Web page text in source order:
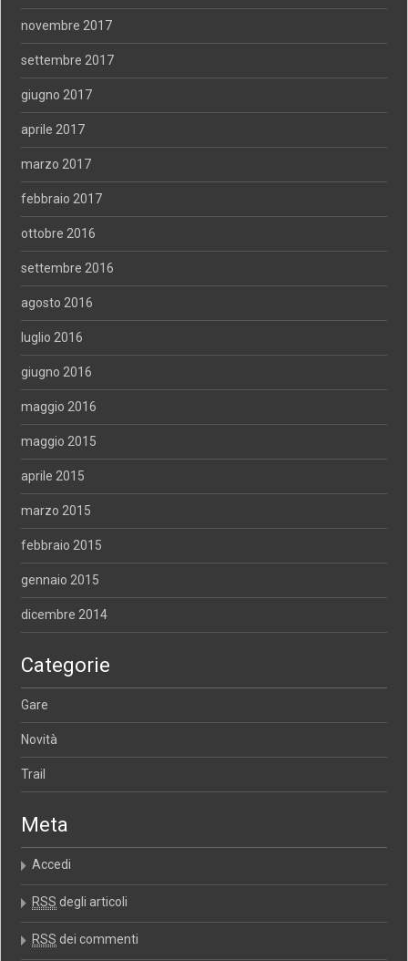
novembre 2017
settembre 2017
giugno 2017
aprile 2017
marzo 2017
febbraio 2017
ottobre 2016
settembre 2016
agosto 2016
luglio 2016
giugno 2016
maggio 2016
maggio 2015
aprile 2015
marzo 2015
febbraio 2015
gennaio 2015
dicembre 2014
Categorie
Gare
Novità
Trail
Meta
Accedi
RSS degli articoli
RSS dei commenti